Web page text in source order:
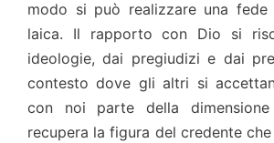
modo si può realizzare una fede
laica. Il rapporto con Dio si
ideologie, dai pregiudizi e dai
contesto dove gli altri si
con noi parte della dimensione
recupera la figura del credente